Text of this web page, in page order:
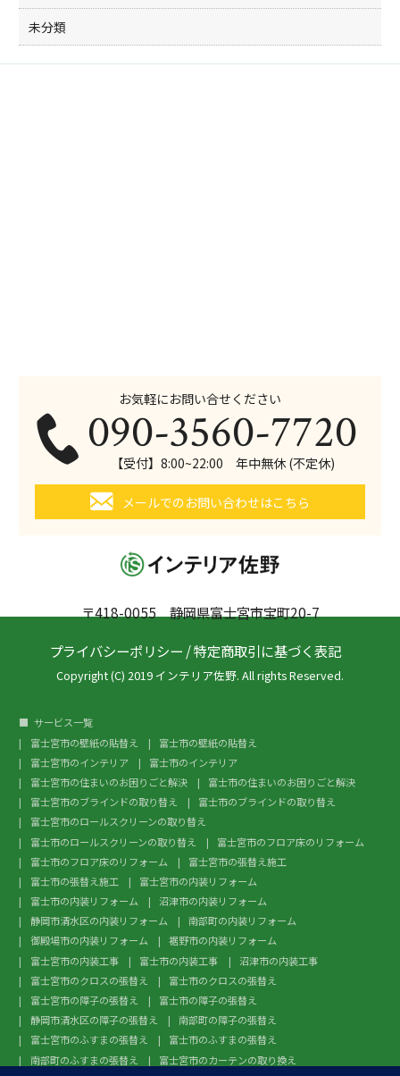
未分類
〒418-0055 静岡県富士宮市宝町20-7
お気軽にお問い合せください
090-3560-7720
【受付】8:00~22:00 年中無休 (不定休)
メールでのお問い合わせはこちら
プライバシーポリシー /特定商取引に基づく表記
Copyright (C) 2019 インテリア佐野. All rights Reserved.
サービス一覧
富士宮市の壁紙の貼替え
富士市の壁紙の貼替え
富士宮市のインテリア
富士市のインテリア
富士宮市の住まいのお困りごと解決
富士市の住まいのお困りごと解決
富士宮市のブラインドの取り替え
富士市のブラインドの取り替え
富士宮市のロールスクリーンの取り替え
富士市のロールスクリーンの取り替え
富士宮市のフロア床のリフォーム
富士市のフロア床のリフォーム
富士宮市の張替え施工
富士市の張替え施工
富士宮市の内装リフォーム
富士市の内装リフォーム
沼津市の内装リフォーム
静岡市清水区の内装リフォーム
南部町の内装リフォーム
御殿場市の内装リフォーム
裾野市の内装リフォーム
富士宮市の内装工事
富士市の内装工事
沼津市の内装工事
富士宮市のクロスの張替え
富士市のクロスの張替え
富士宮市の障子の張替え
富士市の障子の張替え
静岡市清水区の障子の張替え
南部町の障子の張替え
富士宮市のふすまの張替え
富士市のふすまの張替え
南部町のふすまの張替え
富士宮市のカーテンの取り換え